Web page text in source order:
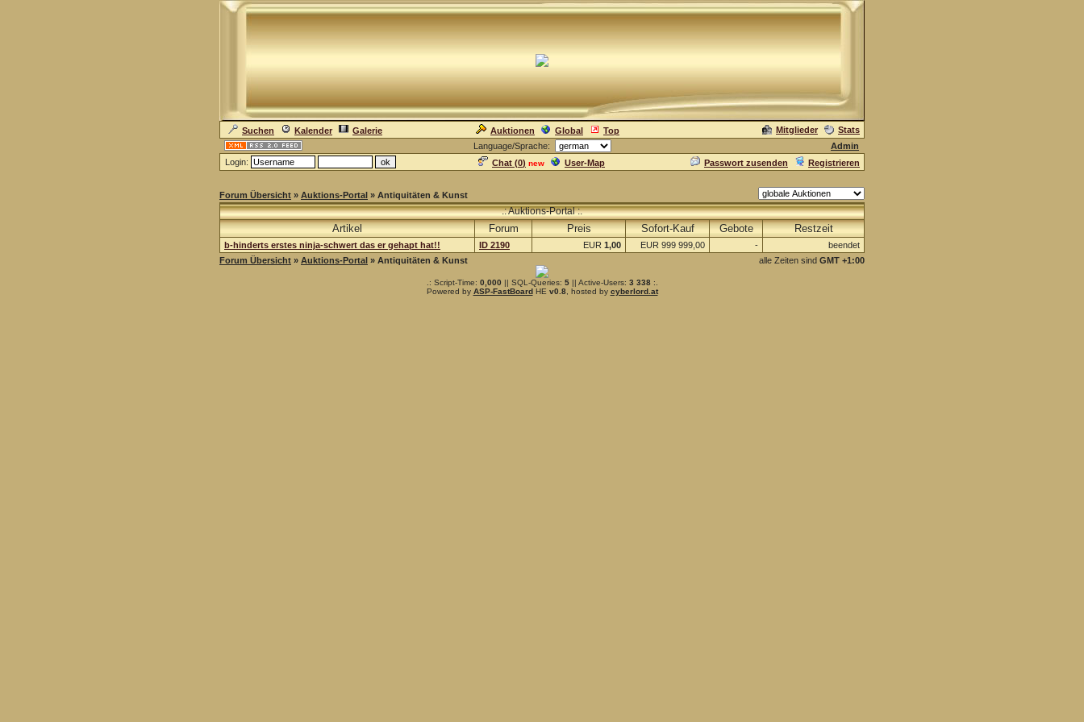
Suchen Kalender Galerie Auktionen Global Top Mitglieder
Stats
Language/Sprache:
Admin
Login:
Chat (0) new User-Map Passwort zusenden Registrieren
Forum Übersicht » Auktions-Portal » Antiquitäten & Kunst
.: Auktions-Portal :.
Artikel Forum Preis Sofort-Kauf Gebote Restzeit
b-hinderts erstes ninja-schwert das er gehapt hat!! ID 2190 EUR 1,00 EUR 999 999,00 -
beendet
Forum Übersicht » Auktions-Portal » Antiquitäten & Kunst alle Zeiten sind GMT +1:00
.: Script-Time: 0,000 || SQL-Queries: 5|| Active-Users: 3 338:.
Powered by ASP-FastBoardHE v0.8, hosted by cyberlord.at